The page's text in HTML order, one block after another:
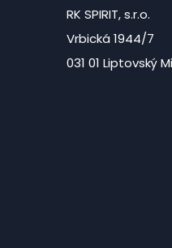
RK SPIRIT, s.r.o.
Vrbická 1944/7
031 01 Liptovský